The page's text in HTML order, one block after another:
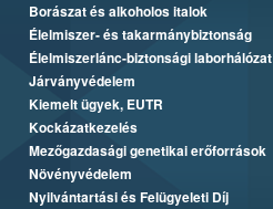
Borászat és alkoholos italok
Élelmiszer- és takarmánybiztonság
Élelmiszerlánc-biztonsági laborhálózat
Járványvédelem
Kiemelt ügyek, EUTR
Kockázatkezelés
Mezőgazdasági genetikai erőforrások
Növényvédelem
Nyilvántartási és Felügyeleti Díj